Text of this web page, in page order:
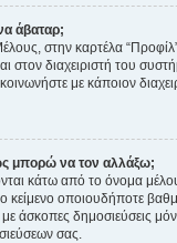
άβαταρ;
στην καρτέλα
διαχειριστή του
με κάποιον
μπορώ να τον αλλάξω;
κάτω από το όνομα
κείμενο οποιουδήποτε
άσκοπες δημοσιεύσεις
σας.